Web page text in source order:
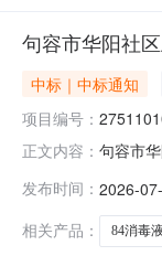
句容市华阳社
中标｜中标通知
项目编号：
正文内容： 句容市
码
发布时间： 2026-
相关产品：
84消毒液